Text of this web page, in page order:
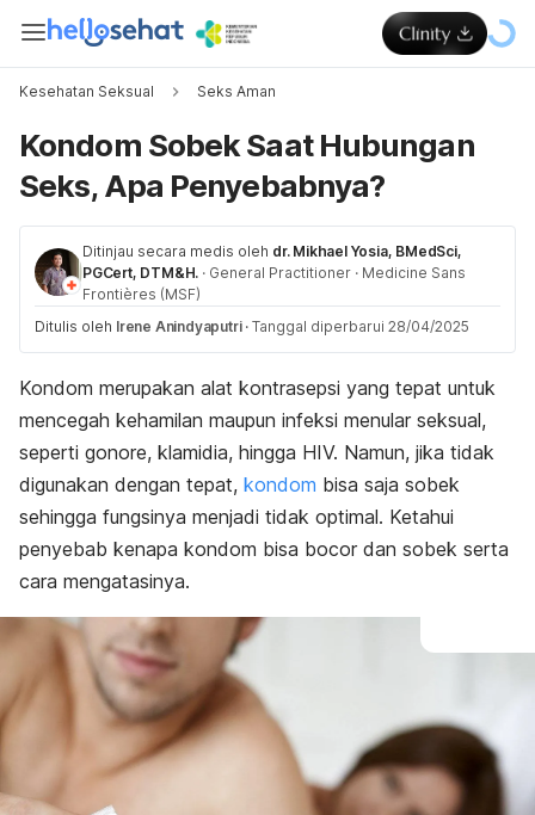
Kesehatan Seksual Seks Aman
Kondom Sobek Saat Hubungan
Seks, Apa Penyebabnya?
Ditinjau secara medis oleh dr. Mikhael Yosia, BMedSci,
PGCert, DTM&H. · General Practitioner · Medicine Sans
Frontières (MSF)
Ditulis oleh Irene Anindyaputri · Tanggal diperbarui 28/04/2025
Kondom merupakan alat kontrasepsi yang tepat untuk
mencegah kehamilan maupun infeksi menular seksual,
seperti gonore, klamidia, hingga HIV. Namun, jika tidak
digunakan dengan tepat, kondom bisa saja sobek
sehingga fungsinya menjadi tidak optimal. Ketahui
penyebab kenapa kondom bisa bocor dan sobek serta
cara mengatasinya.